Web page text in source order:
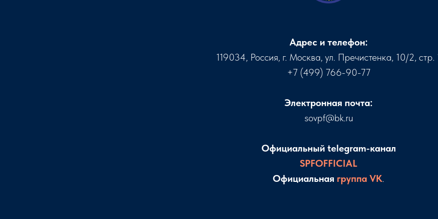
Адрес и телефон:
119034, Россия, г. Москва, ул. Пречистенка, 10/2, стр.
+7 (499) 766-90-77
Электронная почта:
sovpf@bk.ru
Официальный telegram-канал
SPFOFFICIAL
Официальная группа VK.